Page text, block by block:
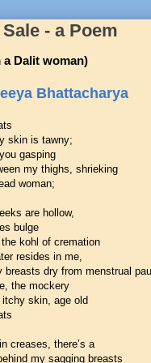
- a Poem
a Dalit woman)
Bhattacharya
skin is tawny;
you gasping
my thighs, shrieking
woman;
are hollow,
bulge
the kohl of cremation
resides in me,
breasts dry from menstrual
the mockery
skin, age old
creases, there’s a
my sagging breasts